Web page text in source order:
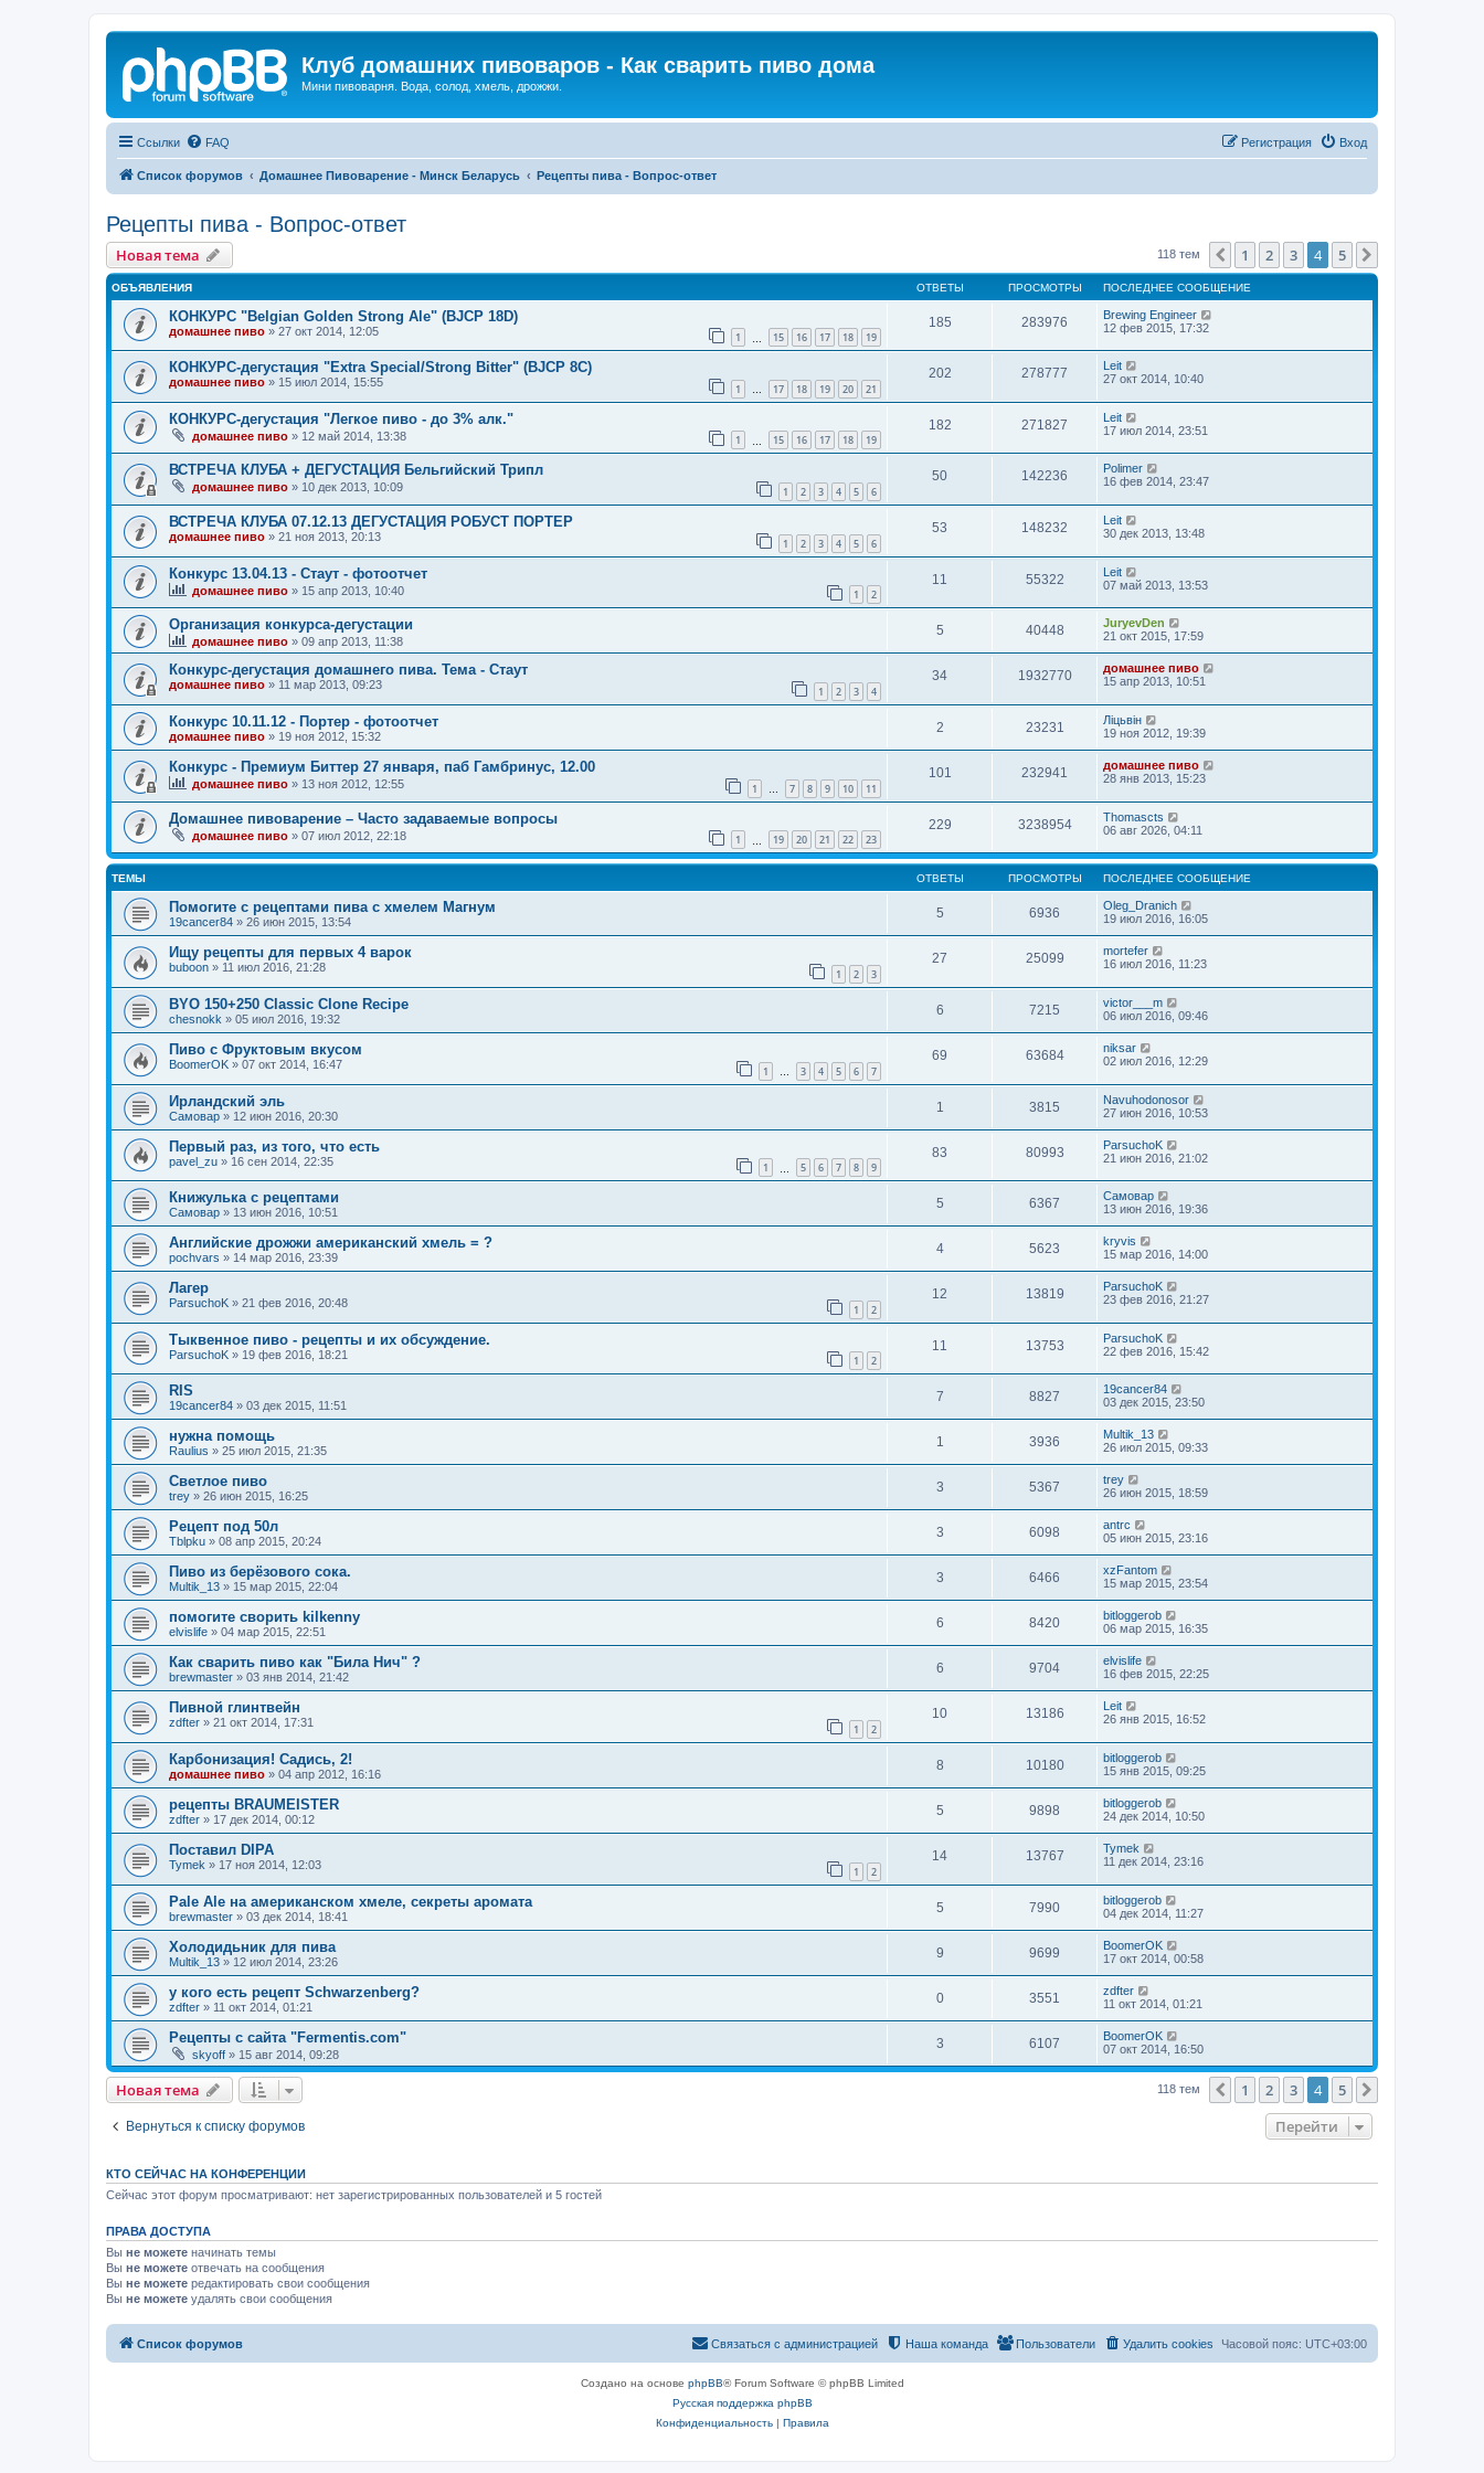
Клуб домашних пивоваров - Как cварить пиво дома
Мини пивоварня. Вода, солод, хмель, дрожжи.
Ссылки FAQ Вход
Регистрация
Список форумов Домашнее Пивоварение - Минск Беларусь Рецепты пива - Вопрос-ответ
Рецепты пива - Вопрос-ответ
Новая тема 118 тем Пред.
1 2 3 4 5
ОБЪЯВЛЕНИЯ ОТВЕТЫ ПРОСМОТРЫ ПОСЛЕДНЕЕ СООБЩЕНИЕ
КОНКУРС "Belgian Golden Strong Ale" (BJCP 18D)
домашнее пиво » 27 окт 2014, 12:05 1 15 16 17 18 19
185 283976
Brewing Engineer
12 фев 2015, 17:32
КОНКУРС-дегустация "Extra Special/Strong Bitter" (BJCP 8C)
домашнее пиво » 15 июл 2014, 15:55 1 … 17 18 19 20 21
202 278777
Leit
27 окт 2014, 10:40
КОНКУРС-дегустация "Легкое пиво - до 3% алк."
домашнее пиво » 12 май 2014, 13:38 1 15 16 17 18 19
182 271827
Leit
17 июл 2014, 23:51
ВСТРЕЧА КЛУБА + ДЕГУСТАЦИЯ Бельгийский Трипл
домашнее пиво » 10 дек 2013, 10:09 1 2 3 4 5 6
50 142236
Polimer
16 фев 2014, 23:47
ВСТРЕЧА КЛУБА 07.12.13 ДЕГУСТАЦИЯ РОБУСТ ПОРТЕР
домашнее пиво » 21 ноя 2013, 20:13 1 2 3 4 5 6
53 148232
Leit
30 дек 2013, 13:48
Конкурс 13.04.13 - Стаут - фотоотчет
домашнее пиво » 15 апр 2013, 10:40 1 2
11 55322
Leit
07 май 2013, 13:53
Организация конкурса-дегустации
домашнее пиво » 09 апр 2013, 11:38
5 40448
JuryevDen
21 окт 2015, 17:59
Конкурс-дегустация домашнего пива. Тема - Стаут
домашнее пиво » 11 мар 2013, 09:23 1 2 3 4
34 1932770
домашнее пиво
15 апр 2013, 10:51
Конкурс 10.11.12 - Портер - фотоотчет
домашнее пиво » 19 ноя 2012, 15:32
2 23231
Ліцьвін
19 ноя 2012, 19:39
Конкурс - Премиум Биттер 27 января, паб Гамбринус, 12.00
домашнее пиво » 13 ноя 2012, 12:55 1 … 7 8 9 10 11
101 232941
домашнее пиво
28 янв 2013, 15:23
Домашнее пивоварение – Часто задаваемые вопросы
домашнее пиво » 07 июл 2012, 22:18 1 19 20 21 22 23
229 3238954
Thomascts
06 авг 2026, 04:11
ТЕМЫ ОТВЕТЫ ПРОСМОТРЫ ПОСЛЕДНЕЕ СООБЩЕНИЕ
Помогите с рецептами пива с хмелем Магнум
19cancer84 » 26 июн 2015, 13:54
5 6936
Oleg_Dranich
19 июл 2016, 16:05
Ищу рецепты для первых 4 варок
buboon » 11 июл 2016, 21:28 1 2 3
27 25099
mortefer
16 июл 2016, 11:23
BYO 150+250 Classic Clone Recipe
chesnokk » 05 июл 2016, 19:32
6 7215
victor___m
06 июл 2016, 09:46
Пиво с Фруктовым вкусом
BoomerOK » 07 окт 2014, 16:47 1 … 3 4 5 6 7
69 63684
niksar
02 июл 2016, 12:29
Ирландский эль
Самовар » 12 июн 2016, 20:30
1 3815
Navuhodonosor
27 июн 2016, 10:53
Первый раз, из того, что есть
pavel_zu » 16 сен 2014, 22:35 1 5 6 7 8 9
83 80993
ParsuchoK
21 июн 2016, 21:02
Книжулька с рецептами
Самовар » 13 июн 2016, 10:51
5 6367
Самовар
13 июн 2016, 19:36
Английские дрожжи американский хмель = ?
pochvars » 14 мар 2016, 23:39
4 5623
kryvis
15 мар 2016, 14:00
Лагер
ParsuchoK » 21 фев 2016, 20:48 1 2
12 13819
ParsuchoK
23 фев 2016, 21:27
Тыквенное пиво - рецепты и их обсуждение.
ParsuchoK » 19 фев 2016, 18:21 1 2
11 13753
ParsuchoK
22 фев 2016, 15:42
RIS
19cancer84 » 03 дек 2015, 11:51
7 8827
19cancer84
03 дек 2015, 23:50
нужна помощь
Raulius » 25 июл 2015, 21:35
1 3936
Multik_13
26 июл 2015, 09:33
Светлое пиво
trey » 26 июн 2015, 16:25
3 5367
trey
26 июн 2015, 18:59
Рецепт под 50л
Tblpku » 08 апр 2015, 20:24
3 6098
antrc
05 июн 2015, 23:16
Пиво из берёзового сока.
Multik_13 » 15 мар 2015, 22:04
3 6466
xzFantom
15 мар 2015, 23:54
помогите сворить kilkenny
elvislife » 04 мар 2015, 22:51
6 8420
bitloggerob
06 мар 2015, 16:35
Как сварить пиво как "Била Нич" ?
brewmaster » 03 янв 2014, 21:42
6 9704
elvislife
16 фев 2015, 22:25
Пивной глинтвейн
zdfter » 21 окт 2014, 17:31 1 2
10 13186
Leit
26 янв 2015, 16:52
Карбонизация! Садись, 2!
домашнее пиво » 04 апр 2012, 16:16
8 10180
bitloggerob
15 янв 2015, 09:25
рецепты BRAUMEISTER
zdfter » 17 дек 2014, 00:12
5 9898
bitloggerob
24 дек 2014, 10:50
Поставил DIPA
Tymek » 17 ноя 2014, 12:03 1 2
14 13767
Tymek
11 дек 2014, 23:16
Pale Ale на американском хмеле, секреты аромата
brewmaster » 03 дек 2014, 18:41
5 7990
bitloggerob
04 дек 2014, 11:27
Холодидьник для пива
Multik_13 » 12 июл 2014, 23:26
9 9699
BoomerOK
17 окт 2014, 00:58
у кого есть рецепт Schwarzenberg?
zdfter » 11 окт 2014, 01:21
0 3551
zdfter
11 окт 2014, 01:21
Рецепты с сайта "Fermentis.com"
skyoff » 15 авг 2014, 09:28
3 6107
BoomerOK
07 окт 2014, 16:50
Новая тема 118 тем Пред.
1 2 3 4 5
Вернуться к списку форумов Перейти
КТО СЕЙЧАС НА КОНФЕРЕНЦИИ
Сейчас этот форум просматривают: нет зарегистрированных пользователей и 5 гостей
ПРАВА ДОСТУПА
Вы не можете начинать темы
Вы не можете отвечать на сообщения
Вы не можете редактировать свои сообщения
Вы не можете удалять свои сообщения
Список форумов Часовой пояс: UTC+03:00
Удалить cookies
Пользователи
Наша команда
Связаться с администрацией
Создано на основе phpBB® Forum Software © phpBB Limited
Русская поддержка phpBB
Конфиденциальность| Правила